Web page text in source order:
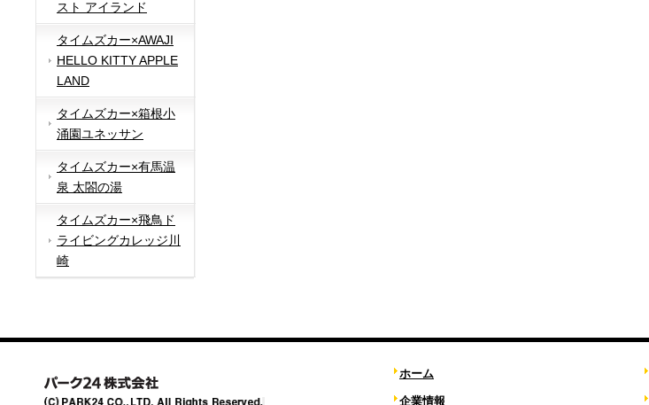
スト アイランド
タイムズカー×AWAJI
HELLO KITTY APPLE
LAND
タイムズカー×箱根小
涌園ユネッサン
タイムズカー×有馬温
泉 太閤の湯
タイムズカー×飛鳥ド
ライビングカレッジ川
崎
ホーム
企業情報